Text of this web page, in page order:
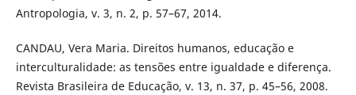
Antropologia, v. 3, n. 2, p. 57–67, 2014.
CANDAU, Vera Maria. Direitos humanos, educação e
interculturalidade: as tensões entre igualdade e diferença.
Revista Brasileira de Educação, v. 13, n. 37, p. 45–56, 2008.